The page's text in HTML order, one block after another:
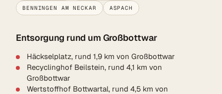
BENNINGEN AM NECKAR ASPACH
Entsorgung rund um Großbottwar
Häckselplatz, rund 1,9 km von Großbottwar
Recyclinghof Beilstein, rund 4,1 km von
Großbottwar
Wertstoffhof Bottwartal, rund 4,5 km von